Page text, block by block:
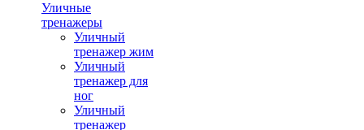
Уличные
тренажеры
Уличный
тренажер жим
Уличный
тренажер для
ног
Уличный
тренажер